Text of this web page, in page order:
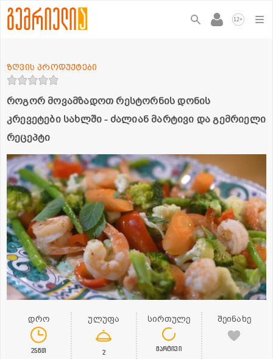
12+
როგორ მოვამზადოთ რესტორნის დონის
კრევეტები სახლში - ძალიან მარტივი და გემრიელი
რეცეპტი
ზღვის პროდუქტები
დრო
25წთ
ულუფა
2
სირთულე
მარტივი
შეინახე